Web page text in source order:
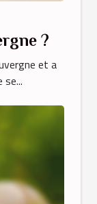
?
et a
se...